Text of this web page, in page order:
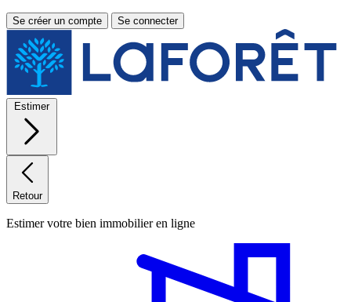
Se créer un compte Se connecter
Estimer
Retour
Estimer votre bien immobilier en ligne